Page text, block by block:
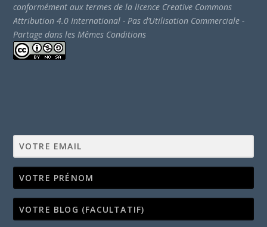
conformément aux termes de la licence Creative Commons
Attribution 4.0 International - Pas d’Utilisation Commerciale -
Partage dans les Mêmes Conditions